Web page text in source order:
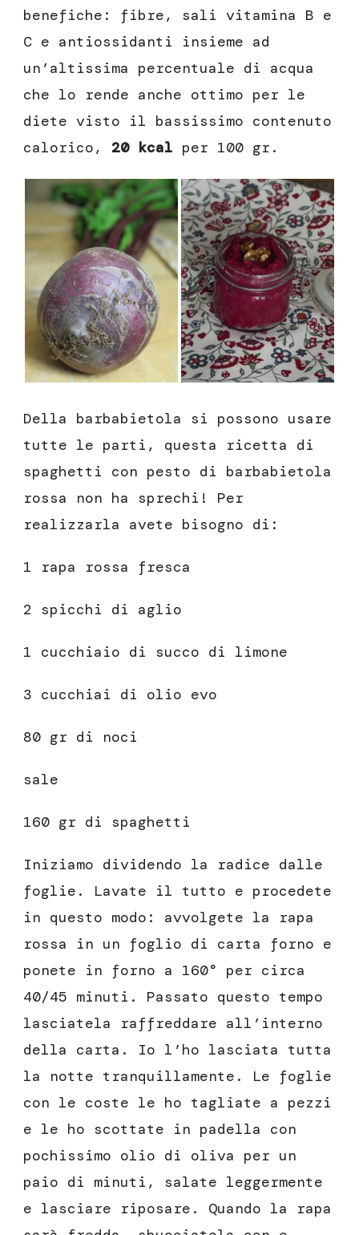
benefiche: fibre, sali vitamina B e
C e antiossidanti insieme ad
un’altissima percentuale di acqua
che lo rende anche ottimo per le
diete visto il bassissimo contenuto
calorico, 20 kcal per 100 gr.
Della barbabietola si possono usare
tutte le parti, questa ricetta di
spaghetti con pesto di barbabietola
rossa non ha sprechi! Per
realizzarla avete bisogno di:
1 rapa rossa fresca
2 spicchi di aglio
1 cucchiaio di succo di limone
3 cucchiai di olio evo
80 gr di noci
sale
160 gr di spaghetti
Iniziamo dividendo la radice dalle
foglie. Lavate il tutto e procedete
in questo modo: avvolgete la rapa
rossa in un foglio di carta forno e
ponete in forno a 160° per circa
40/45 minuti. Passato questo tempo
lasciatela raffreddare all’interno
della carta. Io l’ho lasciata tutta
la notte tranquillamente. Le foglie
con le coste le ho tagliate a pezzi
e le ho scottate in padella con
pochissimo olio di oliva per un
paio di minuti, salate leggermente
e lasciare riposare. Quando la rapa